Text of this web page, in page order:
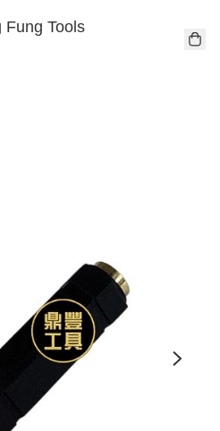
Fung Tools